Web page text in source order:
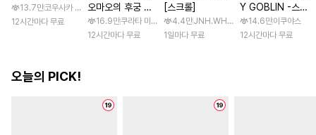
13.7만코우사카 리토 / 아기토기 아쿠미
12시간마다 무료
오마오의 후궁 수
수께끼 풀이수첩)
16.9만쿠라타 미노지 / 휴우가 나츠
12시간마다 무료
[스크롤]
4.4만JNH.WH Studio / Lasso
1일마다 무료
Y GOBLIN -스펑
키 고블린- [스크
롤]
14.6만이쿠야스
12시간마다 무료
오늘의 PICK!